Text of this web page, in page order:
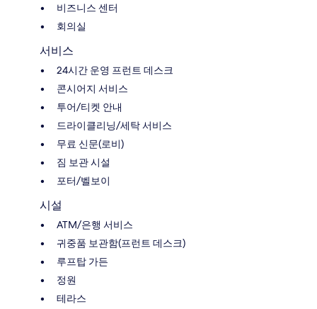
비즈니스 센터
회의실
서비스
24시간 운영 프런트 데스크
콘시어지 서비스
투어/티켓 안내
드라이클리닝/세탁 서비스
무료 신문(로비)
짐 보관 시설
포터/벨보이
시설
ATM/은행 서비스
귀중품 보관함(프런트 데스크)
루프탑 가든
정원
테라스